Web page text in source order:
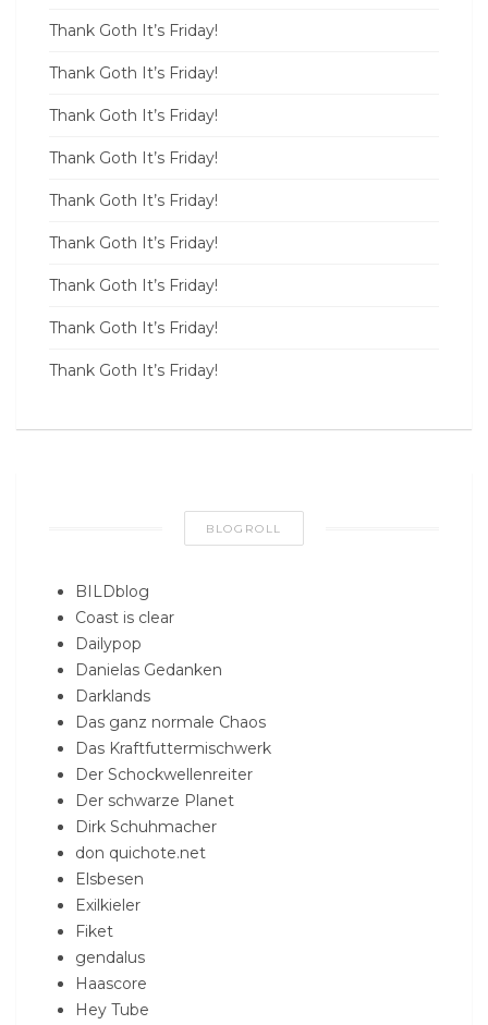
Thank Goth It’s Friday!
Thank Goth It’s Friday!
Thank Goth It’s Friday!
Thank Goth It’s Friday!
Thank Goth It’s Friday!
Thank Goth It’s Friday!
Thank Goth It’s Friday!
Thank Goth It’s Friday!
Thank Goth It’s Friday!
BLOGROLL
BILDblog
Coast is clear
Dailypop
Danielas Gedanken
Darklands
Das ganz normale Chaos
Das Kraftfuttermischwerk
Der Schockwellenreiter
Der schwarze Planet
Dirk Schuhmacher
don quichote.net
Elsbesen
Exilkieler
Fiket
gendalus
Haascore
Hey Tube